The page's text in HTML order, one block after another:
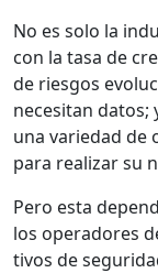
No es solo la
con la tasa de
de ries­gos
nece­si­tan datos;
una var­iedad de
para realizar su
Pero esta
los oper­adores
tivos de